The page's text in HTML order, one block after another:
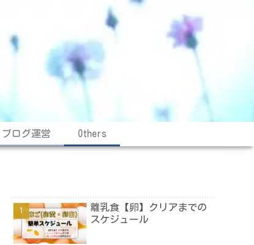
ブログ運営 Others
離乳食【卵】クリアまでの
スケジュール